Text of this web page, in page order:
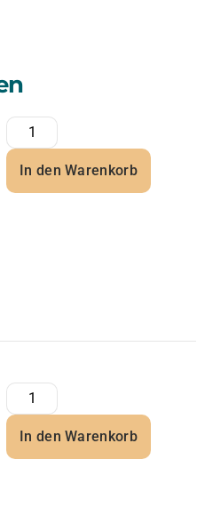
In den Warenkorb
In den Warenkorb